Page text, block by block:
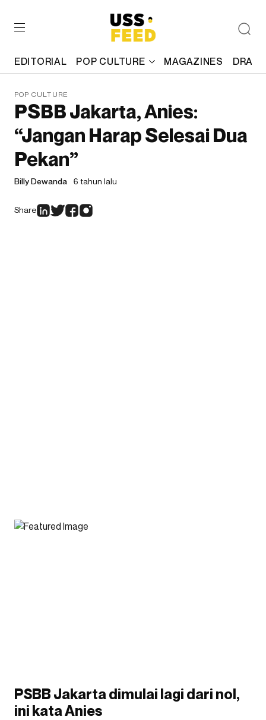
EDITORIAL POP CULTURE MAGAZINES
POP CULTURE
PSBB Jakarta, Anies:
“Jangan Harap Selesai Dua
Pekan”
Billy Dewanda 6 tahun lalu
Share
PSBB Jakarta dimulai lagi dari nol,
ini kata Anies